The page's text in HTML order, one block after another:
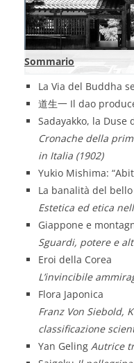
Sommario
La Via del Buddha
道生一 Il dao
Sadayakko, la Duse
Cronache della
in Italia (1902)
Yukio Mishima:
La banalità del bello
Estetica ed etica
Giappone e
Sguardi, potere e
Eroi della Corea
L’invincibile
Flora Japonica
Franz Von Siebold,
classificazione
Yan Geling Autrice